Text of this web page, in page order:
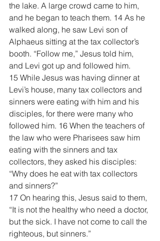
the lake. A large crowd came to him,
and he began to teach them. 14 As he
walked along, he saw Levi son of
Alphaeus sitting at the tax collector’s
booth. “Follow me,” Jesus told him,
and Levi got up and followed him.
15 While Jesus was having dinner at
Levi’s house, many tax collectors and
sinners were eating with him and his
disciples, for there were many who
followed him. 16 When the teachers of
the law who were Pharisees saw him
eating with the sinners and tax
collectors, they asked his disciples:
“Why does he eat with tax collectors
and sinners?”
17 On hearing this, Jesus said to them,
“It is not the healthy who need a doctor,
but the sick. I have not come to call the
righteous, but sinners.”